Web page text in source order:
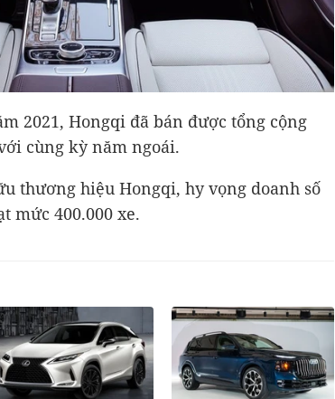
2021, Hongqi đã bán được tổng cộng
cùng kỳ năm ngoái.
thương hiệu Hongqi, hy vọng doanh số
mức 400.000 xe.